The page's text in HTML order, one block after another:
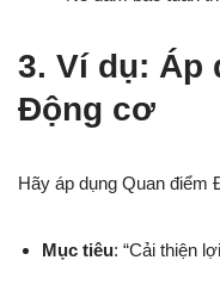
3. Ví dụ: Áp
Động cơ
Hãy áp dụng Quan điểm
Mục tiêu: “Cải thiện